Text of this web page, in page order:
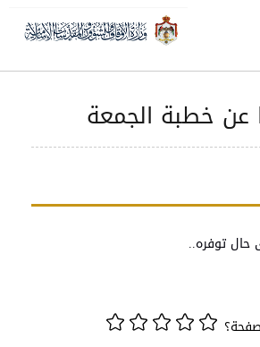
عن خطبة الجمعة
توفره..